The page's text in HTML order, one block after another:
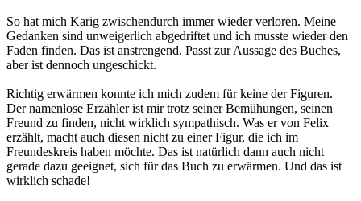
So hat mich Karig zwischendurch immer wieder verloren. Meine
Gedanken sind unweigerlich abgedriftet und ich musste wieder den
Faden finden. Das ist anstrengend. Passt zur Aussage des Buches,
aber ist dennoch ungeschickt.
Richtig erwärmen konnte ich mich zudem für keine der Figuren.
Der namenlose Erzähler ist mir trotz seiner Bemühungen, seinen
Freund zu finden, nicht wirklich sympathisch. Was er von Felix
erzählt, macht auch diesen nicht zu einer Figur, die ich im
Freundeskreis haben möchte. Das ist natürlich dann auch nicht
gerade dazu geeignet, sich für das Buch zu erwärmen. Und das ist
wirklich schade!